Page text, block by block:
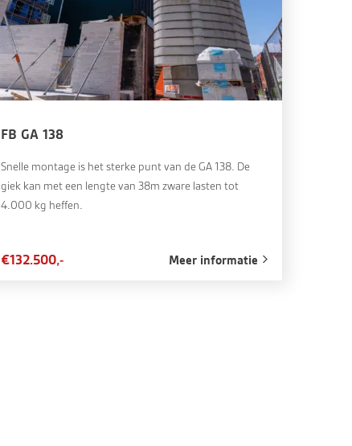
FB GA 138
Snelle montage is het sterke punt van de GA 138. De
giek kan met een lengte van 38m zware lasten tot
4.000 kg heffen.
€132.500,- Meer informatie